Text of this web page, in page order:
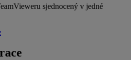
sjednocený v jedné